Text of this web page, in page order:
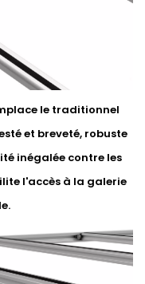
le traditionnel
et breveté, robuste
inégalée contre les
l'accès à la galerie